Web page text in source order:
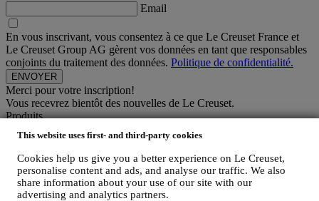
This website uses first- and third-party cookies
Cookies help us give you a better experience on Le Creuset,
personalise content and ads, and analyse our traffic. We also
share information about your use of our site with our
advertising and analytics partners.
Email
En vous inscrivant, vous consentez à ce que Le Creuset France et
Le Creuset Group AG gèrent vos données en tant que responsables
conjoints du traitement des données. Politique de confidentialité.
Merci pour votre inscription!
Vous recevrez bientôt des nouvelles de Le Creuset.
Produits
Cuisine & Pâtisserie
Service de table
Les indispensables de la Cuisine
Cadeaux